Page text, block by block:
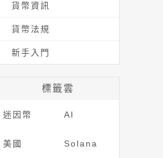
貨幣資訊
貨幣法規
新手入門
標籤雲
迷因幣 AI
美國 Solana